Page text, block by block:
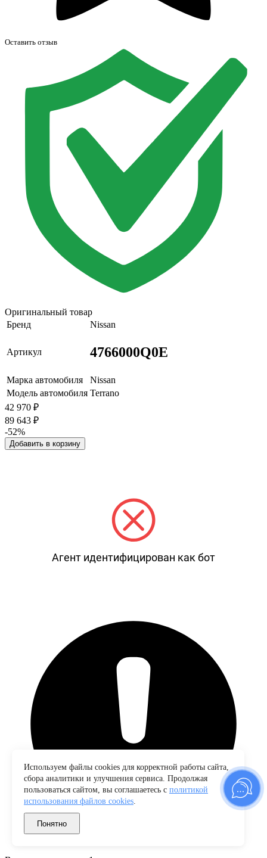
Оставить отзыв
Оригинальный товар
Бренд
Nissan
Артикул 4766000Q0E
Марка автомобиля
Nissan
Модель автомобиля Terrano
42 970 ₽
89 643 ₽
-52%
Добавить в корзину
Агент идентифицирован как бот
Используем файлы cookies для корректной работы сайта,
сбора аналитики и улучшения сервиса. Продолжая
пользоваться сайтом, вы соглашаетесь с политикой
использования файлов cookies.
Понятно